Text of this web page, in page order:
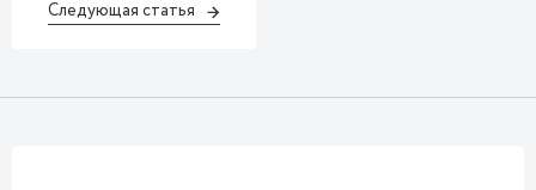
Следующая статья